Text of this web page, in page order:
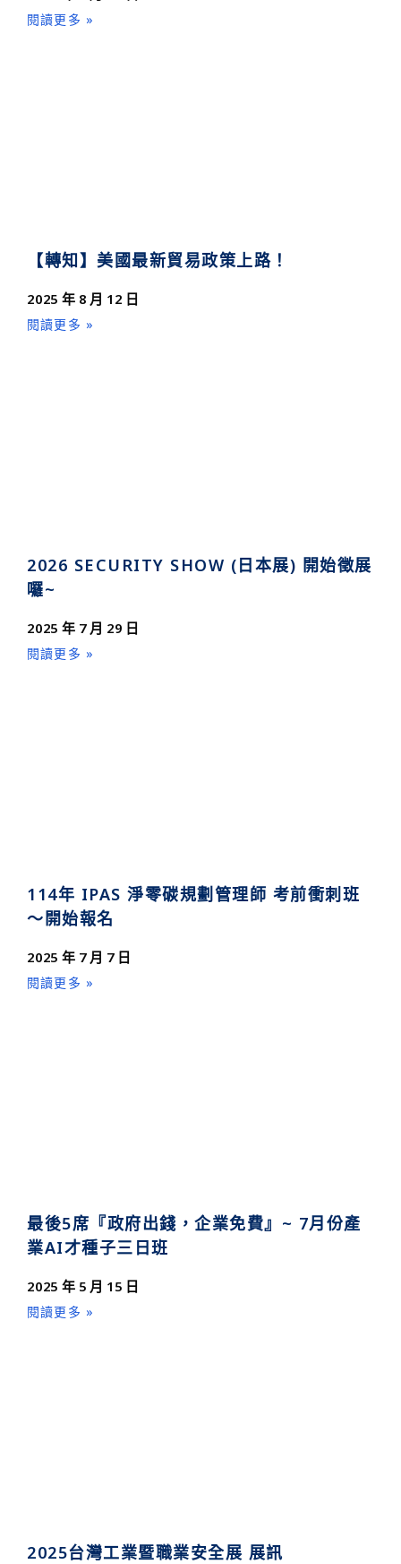
閱讀更多 »
【轉知】美國最新貿易政策上路！
2025 年 8 月 12 日
閱讀更多 »
2026 SECURITY SHOW (日本展) 開始徵展
囉~
2025 年 7 月 29 日
閱讀更多 »
114年 IPAS 淨零碳規劃管理師 考前衝刺班
～開始報名
2025 年 7 月 7 日
閱讀更多 »
最後5席『政府出錢，企業免費』~ 7月份產
業AI才種子三日班
2025 年 5 月 15 日
閱讀更多 »
2025台灣工業暨職業安全展 展訊